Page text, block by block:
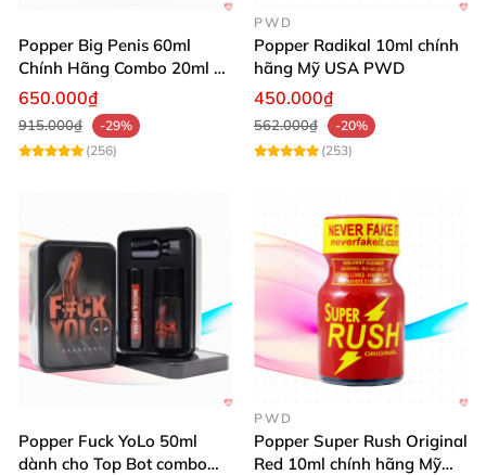
Popper Big Penis 60ml
Chính Hãng Combo 20ml +
40ml Tăng Khoái Cảm Cho
Top & Bot
650.000₫
915.000₫
-29%
(256)
PWD
Popper Radikal 10ml chính
hãng Mỹ USA PWD
450.000₫
562.000₫
-20%
(253)
Popper Fuck YoLo 50ml
dành cho Top Bot combo
PWD
Popper Super Rush Original
Red 10ml chính hãng Mỹ